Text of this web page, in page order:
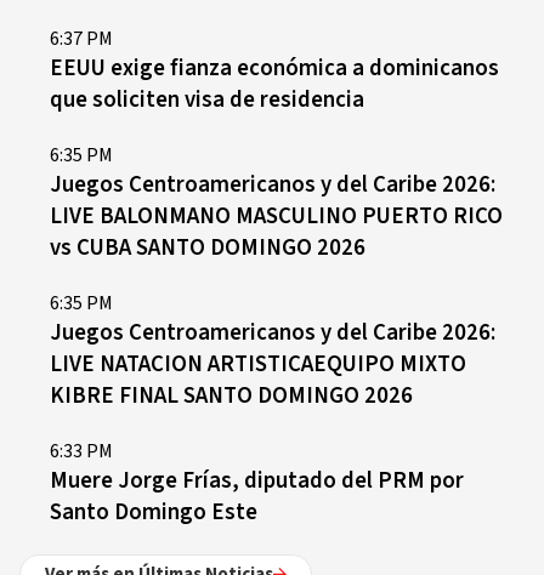
6:37 PM
EEUU exige fianza económica a dominicanos
que soliciten visa de residencia
6:35 PM
Juegos Centroamericanos y del Caribe 2026:
LIVE BALONMANO MASCULINO PUERTO RICO
vs CUBA SANTO DOMINGO 2026
6:35 PM
Juegos Centroamericanos y del Caribe 2026:
LIVE NATACION ARTISTICAEQUIPO MIXTO
KIBRE FINAL SANTO DOMINGO 2026
6:33 PM
Muere Jorge Frías, diputado del PRM por
Santo Domingo Este